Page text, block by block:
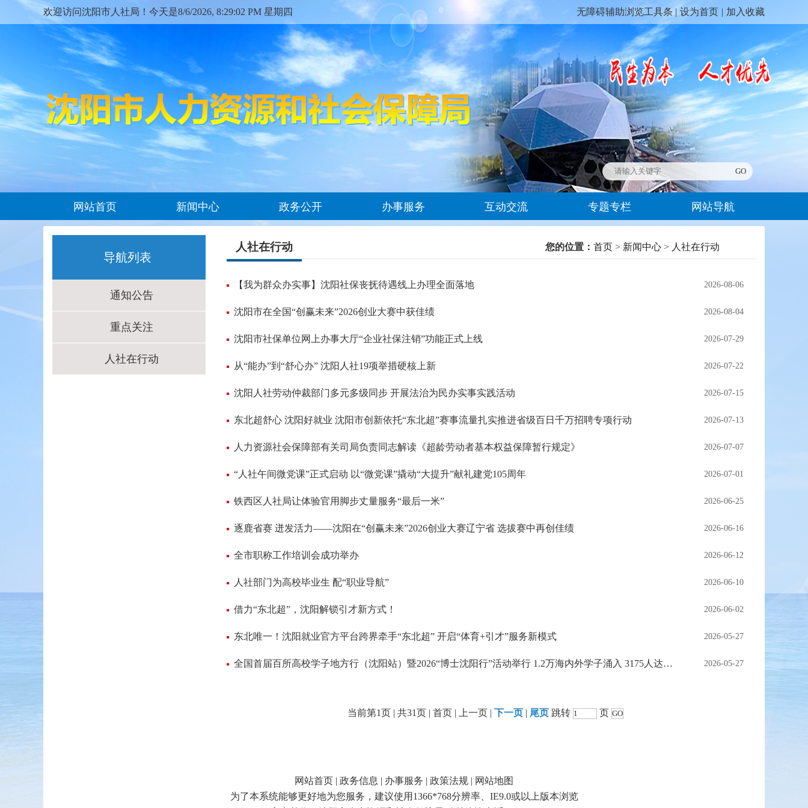
欢迎访问沈阳市人社局！今天是8/6/2026, 8:29:02 PM 星期四 加入收藏
|
设为首页
无障碍辅助浏览工具条 |
网站首页 新闻中心 政务公开 办事服务 互动交流 专题专栏 网站导航
导航列表
通知公告
重点关注
人社在行动
人社在行动 您的位置： 首页 > 新闻中心 > 人社在行动
【我为群众办实事】沈阳社保丧抚待遇线上办理全面落地 2026-08-06
沈阳市在全国“创赢未来”2026创业大赛中获佳绩 2026-08-04
沈阳市社保单位网上办事大厅“企业社保注销”功能正式上线 2026-07-29
从“能办”到“舒心办” 沈阳人社19项举措硬核上新 2026-07-22
沈阳人社劳动仲裁部门多元多级同步 开展法治为民办实事实践活动 2026-07-15
东北超舒心 沈阳好就业 沈阳市创新依托“东北超”赛事流量扎实推进省级百日千万招聘专项行动 2026-07-13
人力资源社会保障部有关司局负责同志解读《超龄劳动者基本权益保障暂行规定》 2026-07-07
“人社午间微党课”正式启动 以“微党课”撬动“大提升”献礼建党105周年 2026-07-01
铁西区人社局让体验官用脚步丈量服务“最后一米” 2026-06-25
逐鹿省赛 迸发活力——沈阳在“创赢未来”2026创业大赛辽宁省 选拔赛中再创佳绩 2026-06-16
全市职称工作培训会成功举办 2026-06-12
人社部门为高校毕业生 配“职业导航” 2026-06-10
借力“东北超”，沈阳解锁引才新方式！ 2026-06-02
东北唯一！沈阳就业官方平台跨界牵手“东北超” 开启“体育+引才”服务新模式 2026-05-27
全国首届百所高校学子地方行（沈阳站）暨2026“博士沈阳行”活动举行 1.2万海内外学子涌入 3175人达成就业意向 2026-05-27
当前第1页 | 共31页 | 首页 | 上一页 | 下一页| 尾页跳转 页
网站首页 | 政务信息 | 办事服务 | 政策法规 | 网站地图
为了本系统能够更好地为您服务，建议使用1366*768分辨率、IE9.0或以上版本浏览